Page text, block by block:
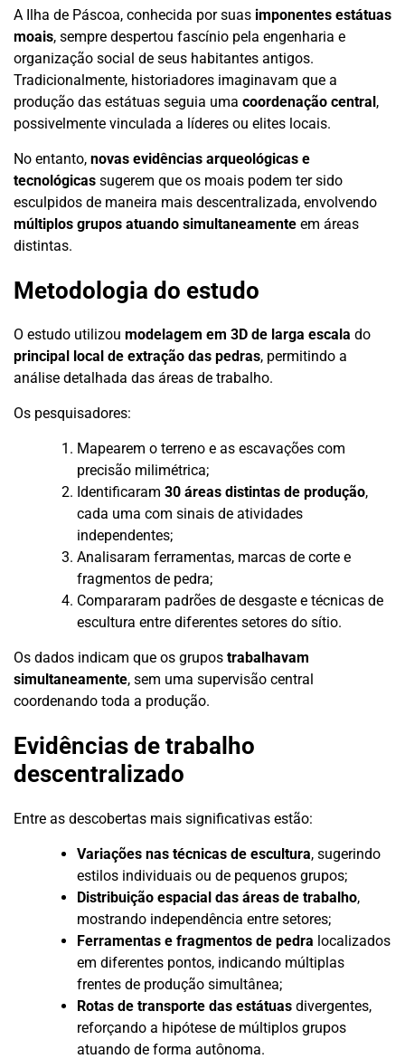
A Ilha de Páscoa, conhecida por suas imponentes estátuas
moais, sempre despertou fascínio pela engenharia e
organização social de seus habitantes antigos.
Tradicionalmente, historiadores imaginavam que a
produção das estátuas seguia uma coordenação central ,
possivelmente vinculada a líderes ou elites locais.
No entanto, novas evidências arqueológicas e
tecnológicas sugerem que os moais podem ter sido
esculpidos de maneira mais descentralizada, envolvendo
múltiplos grupos atuando simultaneamente em áreas
distintas.
Metodologia do estudo
O estudo utilizou modelagem em 3D de larga escala do
principal local de extração das pedras, permitindo a
análise detalhada das áreas de trabalho.
Os pesquisadores:
Mapearem o terreno e as escavações com
precisão milimétrica;
Identificaram 30 áreas distintas de produção,
cada uma com sinais de atividades
independentes;
Analisaram ferramentas, marcas de corte e
fragmentos de pedra;
Compararam padrões de desgaste e técnicas de
escultura entre diferentes setores do sítio.
Os dados indicam que os grupos trabalhavam
simultaneamente, sem uma supervisão central
coordenando toda a produção.
Evidências de trabalho
descentralizado
Entre as descobertas mais significativas estão:
Variações nas técnicas de escultura, sugerindo
estilos individuais ou de pequenos grupos;
Distribuição espacial das áreas de trabalho,
mostrando independência entre setores;
Ferramentas e fragmentos de pedra localizados
em diferentes pontos, indicando múltiplas
frentes de produção simultânea;
Rotas de transporte das estátuas divergentes,
reforçando a hipótese de múltiplos grupos
atuando de forma autônoma.